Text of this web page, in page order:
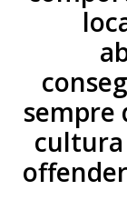
sempre
cultura